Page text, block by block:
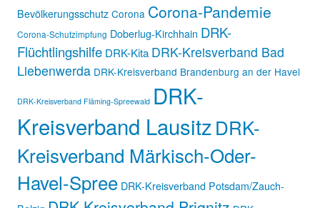
Bevölkerungsschutz Corona Corona-Pandemie
Corona-Schutzimpfung Doberlug-Kirchhain DRK-
Flüchtlingshilfe DRK-Kita DRK-Kreisverband Bad
Liebenwerda DRK-Kreisverband Brandenburg an der Havel
DRK-Kreisverband Fläming-Spreewald DRK-
Kreisverband LausitzDRK-
Kreisverband Märkisch-Oder-
Havel-Spree DRK-Kreisverband Potsdam/Zauch-